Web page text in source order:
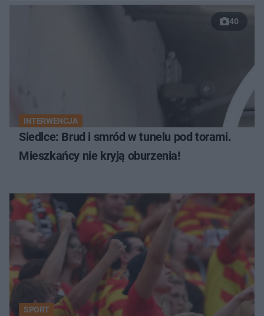
40
INTERWENCJA
Siedlce: Brud i smród w tunelu pod torami.
Mieszkańcy nie kryją oburzenia!
SPORT